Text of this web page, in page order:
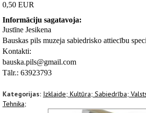
0,50 EUR
Informāciju sagatavoja:
Justīne Jesikena
Bauskas pils muzeja sabiedrisko attiecību
Kontakti:
bauska.pils@gmail.com
Tālr.: 63923793
Kategorijas: Izklaide; Kultūra; Sabiedrība;
Tehnika;